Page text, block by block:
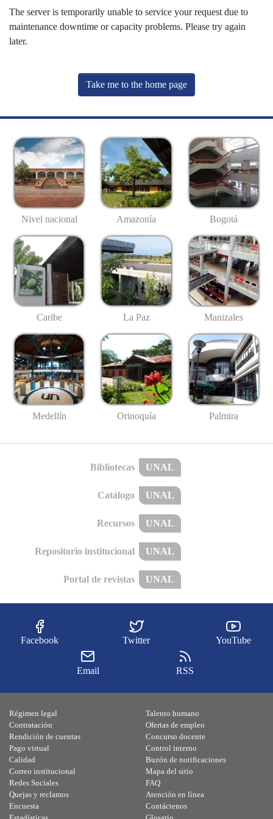
The server is temporarily unable to service your request due to
maintenance downtime or capacity problems. Please try again
later.
Take me to the home page
Nivel nacional Amazonía Bogotá
Caribe La Paz Manizales
Medellín Orinoquía Palmira
Bibliotecas UNAL
Catálogo UNAL
Recursos UNAL
Repositorio institucional UNAL
Portal de revistas UNAL
Facebook Twitter YouTube
Email RSS
Régimen legal
Contratación
Rendición de cuentas
Pago virtual
Calidad
Talento humano
Ofertas de empleo
Concurso docente
Control interno
Buzón de notificaciones
Correo institucional
Redes Sociales
Quejas y reclamos
Encuesta
Mapa del sitio
FAQ
Atención en línea
Contáctenos